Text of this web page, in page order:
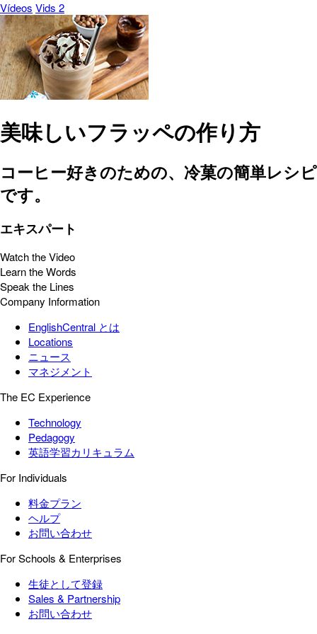
Vídeos Vids 2
美味しいフラッペの作り方
コーヒー好きのための、冷菓の簡単レシピ
です。
エキスパート
Watch the Video
Learn the Words
Speak the Lines
Company Information
EnglishCentral とは
Locations
ニュース
マネジメント
The EC Experience
Technology
Pedagogy
英語学習カリキュラム
For Individuals
料金プラン
ヘルプ
お問い合わせ
For Schools & Enterprises
生徒として登録
Sales & Partnership
お問い合わせ